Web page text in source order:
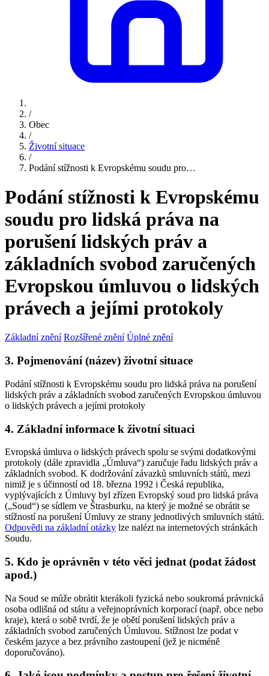
/
Obec
/
Životní situace
/
Podání stížnosti k Evropskému soudu pro…
Podání stížnosti k Evropskému
soudu pro lidská práva na
porušení lidských práv a
základních svobod zaručených
Evropskou úmluvou o lidských
právech a jejími protokoly
Základní znění Rozšířené znění Úplné znění
3. Pojmenování (název) životní situace
Podání stížnosti k Evropskému soudu pro lidská práva na porušení
lidských práv a základních svobod zaručených Evropskou úmluvou
o lidských právech a jejími protokoly
4. Základní informace k životní situaci
Evropská úmluva o lidských právech spolu se svými dodatkovými
protokoly (dále zpravidla „Úmluva“) zaručuje řadu lidských práv a
základních svobod. K dodržování závazků smluvních států, mezi
nimiž je s účinností od 18. března 1992 i Česká republika,
vyplývajících z Úmluvy byl zřízen Evropský soud pro lidská práva
(„Soud“) se sídlem ve Štrasburku, na který je možné se obrátit se
stížností na porušení Úmluvy ze strany jednotlivých smluvních států.
Odpovědi na základní otázky lze nalézt na internetových stránkách
Soudu.
5. Kdo je oprávněn v této věci jednat (podat žádost
apod.)
Na Soud se může obrátit kterákoli fyzická nebo soukromá právnická
osoba odlišná od státu a veřejnoprávních korporací (např. obce nebo
kraje), která o sobě tvrdí, že je obětí porušení lidských práv a
základních svobod zaručených Úmluvou. Stížnost lze podat v
českém jazyce a bez právního zastoupení (jež je nicméně
doporučováno).